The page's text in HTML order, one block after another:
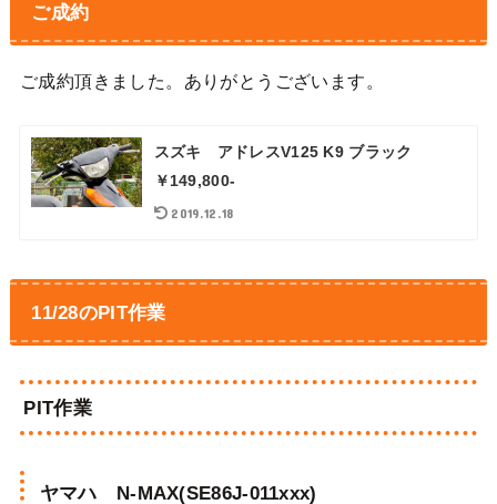
ご成約
ご成約頂きました。ありがとうございます。
スズキ アドレスV125 K9 ブラック
￥149,800-
2019.12.18
11/28のPIT作業
PIT作業
ヤマハ N-MAX(SE86J-011xxx)